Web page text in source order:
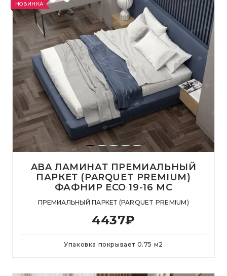
НОВИНКА
ABA ЛАМИНАТ ПРЕМИАЛЬНЫЙ
ПАРКЕТ (PARQUET PREMIUM)
ФАФНИР ECO 19-16 MC
ПРЕМИАЛЬНЫЙ ПАРКЕТ (PARQUET PREMIUM)
4437₽
Упаковка покрывает 0.75 м2